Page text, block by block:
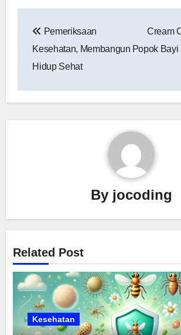
pos
Pemeriksaan
Kesehatan, Membangun
Hidup Sehat
Cream
Popok Bayi
By jocoding
Related Post
Kesehatan